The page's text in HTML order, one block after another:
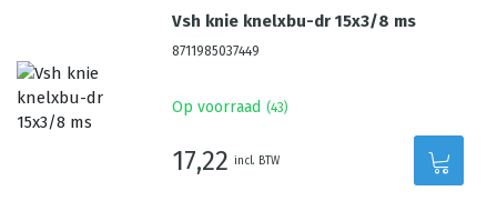
Vsh knie knelxbu-dr 15x3/8 ms
8711985037449
Op voorraad (43)
17,22 incl. BTW